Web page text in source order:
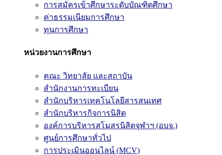
การสมัครเข้าศึกษาระดับบัณฑิตศึกษา
ค่าธรรมเนียมการศึกษา
ทุนการศึกษา
หน่วยงานการศึกษา
คณะ วิทยาลัย และสถาบัน
สำนักงานการทะเบียน
สำนักบริหารเทคโนโลยีสารสนเทศ
สำนักบริหารกิจการนิสิต
องค์การบริหารสโมสรนิสิตจุฬาฯ (อบจ.)
ศูนย์การศึกษาทั่วไป
การประเมินออนไลน์ (MCV)